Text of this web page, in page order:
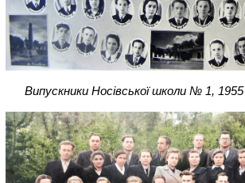
Випускники Носівської школи № 1, 1955